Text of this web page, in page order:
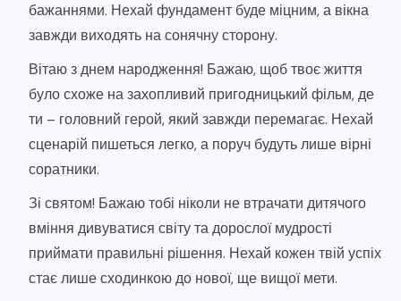
бажаннями. Нехай фундамент буде міцним, а вікна
завжди виходять на сонячну сторону.
Вітаю з днем народження! Бажаю, щоб твоє життя
було схоже на захопливий пригодницький фільм, де
ти – головний герой, який завжди перемагає. Нехай
сценарій пишеться легко, а поруч будуть лише вірні
соратники.
Зі святом! Бажаю тобі ніколи не втрачати дитячого
вміння дивуватися світу та дорослої мудрості
приймати правильні рішення. Нехай кожен твій успіх
стає лише сходинкою до нової, ще вищої мети.